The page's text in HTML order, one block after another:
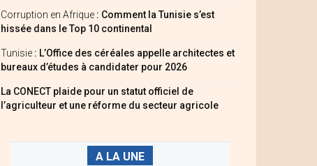
Corruption en Afrique : Comment la Tunisie s’est
hissée dans le Top 10 continental
Tunisie : L’Office des céréales appelle architectes et
bureaux d’études à candidater pour 2026
La CONECT plaide pour un statut officiel de
l’agriculteur et une réforme du secteur agricole
A LA UNE